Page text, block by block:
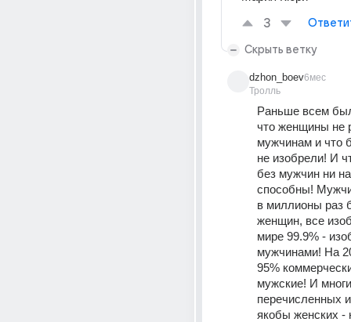
3
Скрыть ветку
dzhon_boev
Тролль
6мес
Раньше всем
что женщины не
мужчинам и что
не изобрели! И
без мужчин ни
способны!
в миллионы раз
женщин, все
мире 99.9% -
мужчинами! На
95%
мужские! И
перечисленных
якобы женских -